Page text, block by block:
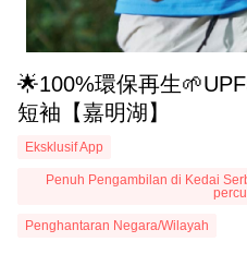
🌟100%環保再生
短袖【嘉明湖】
Eksklusif App
Penuh Pengambilan di Kedai
Penghantaran Negara/Wilayah